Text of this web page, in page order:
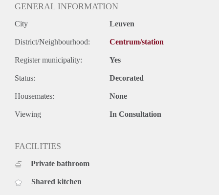
persoonlijke afsluitbare kast per verdiep voorzien en een
grote ontspanningsruimte met zicht op het naastgelegen park.
Er zijn autostaanplaatsen, fietsenstallingen en een
gemeenschappelijke waslokaal aanwezig.
GENERAL INFORMATION
City Leuven
District/Neighbourhood: Centrum/station
Register municipality: Yes
Status: Decorated
Housemates: None
Viewing In Consultation
FACILITIES
Private bathroom
Shared kitchen